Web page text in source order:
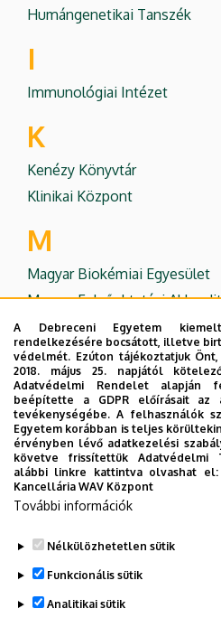
Humángenetikai Tanszék
I
Immunológiai Intézet
K
Kenézy Könyvtár
Klinikai Központ
M
Magyar Biokémiai Egyesület
Magyar Felsőoktatási
MTMT
O
ODT- Molekuláris sejt- és
Iskola
Országos Doktori Tanács
T
Legutóbbi frissítés: 2023. 04. 12.
A Debreceni Egyetem
rendelkezésére bocsátott, illetve
védelmét. Ezúton tájékoztatjuk
2018. május 25. napjától
Adatvédelmi Rendelet alapján
beépítette a GDPR előírásait az
tevékenységébe. A felhasználók
Egyetem korábban is teljes
érvényben lévő adatkezelési
követve frissítettük Adatvédelmi
alábbi linkre kattintva olvashat
Kancellária WAV Központ
További információk
Nélkülözhetetlen sütik
Funkcionális sütik
Analitikai sütik